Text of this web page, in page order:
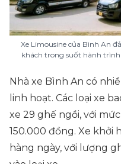
Xe Limousine của Bình An
khách trong suốt hành
Nhà xe Bình An có
linh hoạt. Các loại xe
xe 29 ghế ngồi, với
150.000 đồng. Xe khởi
hàng ngày, với lượng